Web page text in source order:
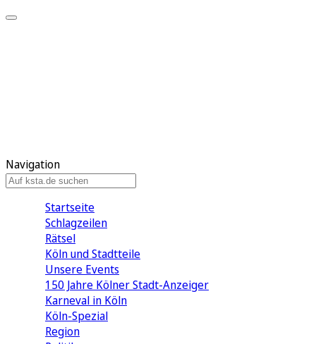
Navigation
Startseite
Schlagzeilen
Rätsel
Köln und Stadtteile
Unsere Events
150 Jahre Kölner Stadt-Anzeiger
Karneval in Köln
Köln-Spezial
Region